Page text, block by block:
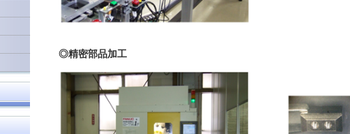
◎精密部品加工